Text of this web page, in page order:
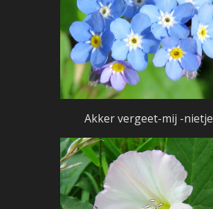
Akker vergeet-mij -nietje